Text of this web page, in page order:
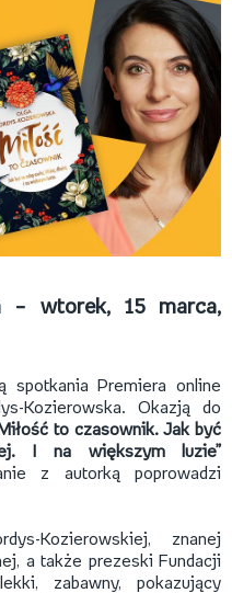
– wtorek, 15 marca,
spotkania Premiera online
Kozierowska. Okazją do
Miłość to czasownik. Jak być
I na większym luzie”
z autorką poprowadzi
Kozierowskiej, znanej
a także prezeski Fundacji
zabawny, pokazujący